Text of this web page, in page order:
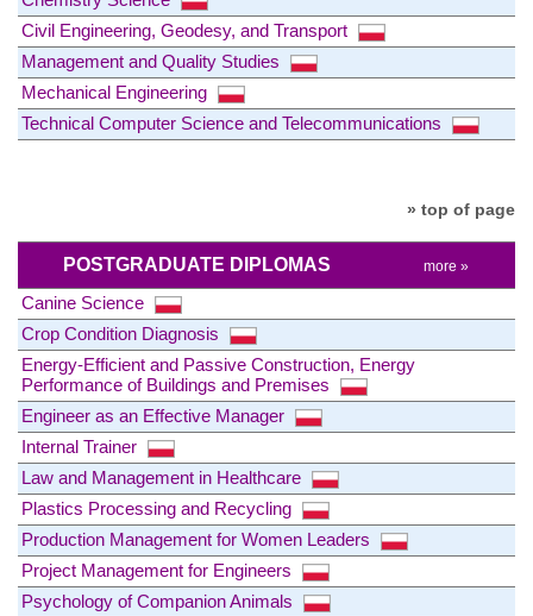
Civil Engineering, Geodesy, and Transport
Management and Quality Studies
Mechanical Engineering
Technical Computer Science and Telecommunications
» top of page
POSTGRADUATE DIPLOMAS more »
Canine Science
Crop Condition Diagnosis
Energy-Efficient and Passive Construction, Energy
Performance of Buildings and Premises
Engineer as an Effective Manager
Internal Trainer
Law and Management in Healthcare
Plastics Processing and Recycling
Production Management for Women Leaders
Project Management for Engineers
Psychology of Companion Animals